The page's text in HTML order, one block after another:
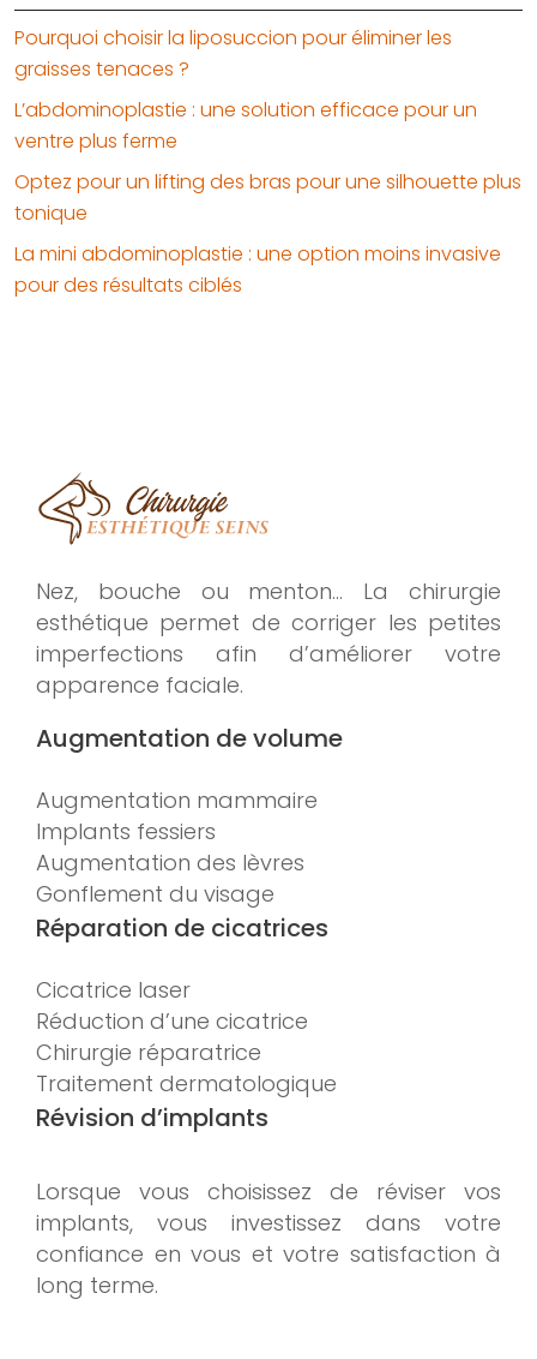
Pourquoi choisir la liposuccion pour éliminer les
graisses tenaces ?
L’abdominoplastie : une solution efficace pour un
ventre plus ferme
Optez pour un lifting des bras pour une silhouette plus
tonique
La mini abdominoplastie : une option moins invasive
pour des résultats ciblés
Nez, bouche ou menton… La chirurgie
esthétique permet de corriger les petites
imperfections afin d’améliorer votre
apparence faciale.
Augmentation de volume
Augmentation mammaire
Implants fessiers
Augmentation des lèvres
Gonflement du visage
Réparation de cicatrices
Cicatrice laser
Réduction d’une cicatrice
Chirurgie réparatrice
Traitement dermatologique
Révision d’implants
Lorsque vous choisissez de réviser vos
implants, vous investissez dans votre
confiance en vous et votre satisfaction à
long terme.